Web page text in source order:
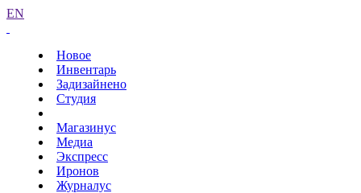
EN
Новое
Инвентарь
Задизайнено
Студия
Магазинус
Медиа
Экспресс
Иронов
Журналус